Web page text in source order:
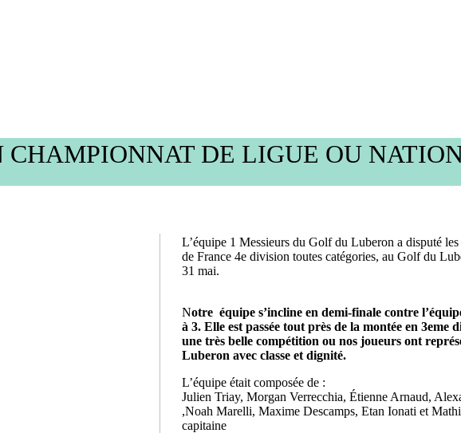
CHAMPIONNAT DE LIGUE OU
L’équipe 1 Messieurs du Golf du Luberon a disputé
de France 4e division toutes catégories, au Golf du
31 mai.
Notre équipe s’incline en demi-finale contre
à 3. Elle est passée tout près de la montée en 3eme
une très belle compétition ou nos joueurs ont
Luberon avec classe et dignité.
L’équipe était composée de :
Julien Triay, Morgan Verrecchia, Étienne Arnaud,
,Noah Marelli, Maxime Descamps, Etan Ionati et
capitaine